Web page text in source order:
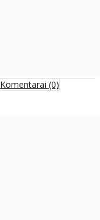
Komentarai (0)